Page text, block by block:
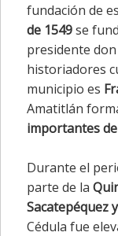
fundación de
de 1549se
presidente don
historiadores
municipio es
Amatitlán
importantes
Durante el
parte de la
Sacatepéquez
Cédula fue